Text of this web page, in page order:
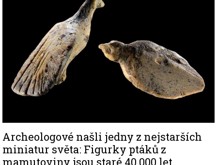
Archeologové našli jedny z nejstarších
miniatur světa: Figurky ptáků z
mamutoviny jsou staré 40 000 let